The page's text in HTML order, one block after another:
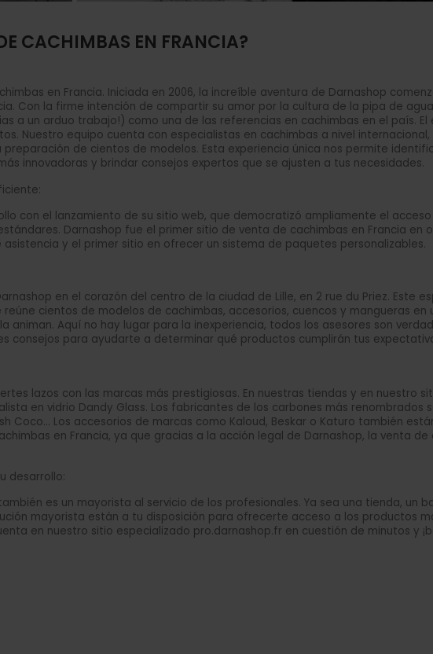
CACHIMBAS EN FRANCIA?
en Francia. Iniciada en 2006, la increíble aventura de Darnashop
Con la firme intención de compartir su amor por la cultura de la pipa de
a un arduo trabajo!) como una de las referencias en cachimbas en el país.
Nuestro equipo cuenta con especialistas en cachimbas a nivel
de cientos de modelos. Esta experiencia única nos permite
innovadoras y brindar consejos expertos que se ajusten a tus necesidades.
con el lanzamiento de su sitio web, que democratizó ampliamente el
Darnashop fue el primer sitio de venta de cachimbas en Francia en
y el primer sitio en ofrecer un sistema de paquetes personalizables.
en el corazón del centro de la ciudad de Lille, en 2 rue du Priez. Este
cientos de modelos de cachimbas, accesorios, cuencos y mangueras
animan. Aquí no hay lugar para la inexperiencia, todos los asesores son
consejos para ayudarte a determinar qué productos cumplirán tus
lazos con las marcas más prestigiosas. En nuestras tiendas y en nuestro
en vidrio Dandy Glass. Los fabricantes de los carbones más
Coco... Los accesorios de marcas como Kaloud, Beskar o Katuro también
en Francia, ya que gracias a la acción legal de Darnashop, la venta de
desarrollo:
es un mayorista al servicio de los profesionales. Ya sea una tienda, un
mayorista están a tu disposición para ofrecerte acceso a los productos
en nuestro sitio especializado pro.darnashop.fr en cuestión de minutos y